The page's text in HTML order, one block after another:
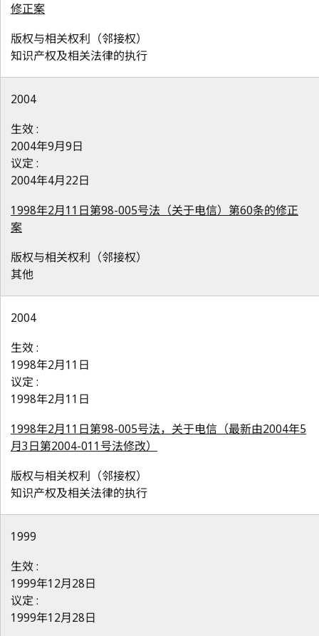
修正案
版权与相关权利（邻接权）
知识产权及相关法律的执行
2004
生效 :
2004年9月9日
议定 :
2004年4月22日
1998年2月11日第98-005号法（关于电信）第60条的修正
案
版权与相关权利（邻接权）
其他
2004
生效 :
1998年2月11日
议定 :
1998年2月11日
1998年2月11日第98-005号法，关于电信（最新由2004年5
月3日第2004-011号法修改）
版权与相关权利（邻接权）
知识产权及相关法律的执行
1999
生效 :
1999年12月28日
议定 :
1999年12月28日